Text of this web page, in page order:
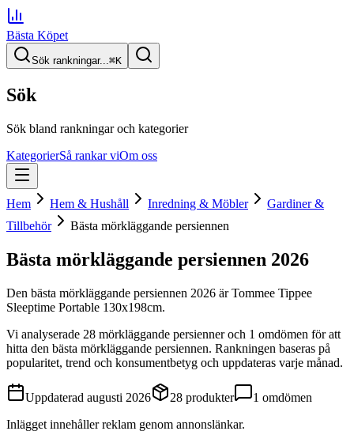
Bästa Köpet
Sök rankningar...⌘K
Sök
Sök bland rankningar och kategorier
KategorierSå rankar viOm oss
Hem Hem & Hushåll Inredning & Möbler
Gardiner &
Tillbehör
Bästa mörkläggande persiennen
Bästa mörkläggande persiennen 2026
Den bästa mörkläggande persiennen 2026 ärTommee Tippee
Sleeptime Portable 130x198cm.
Vi analyserade 28 mörkläggande persienneroch 1 omdömen för att
hitta den bästa mörkläggande persiennen. Rankningen baseras på
popularitet, trend och konsumentbetyg och uppdateras varje månad.
Uppdaterad augusti 2026 28 produkter 1 omdömen
Inlägget innehåller reklam genom annonslänkar.